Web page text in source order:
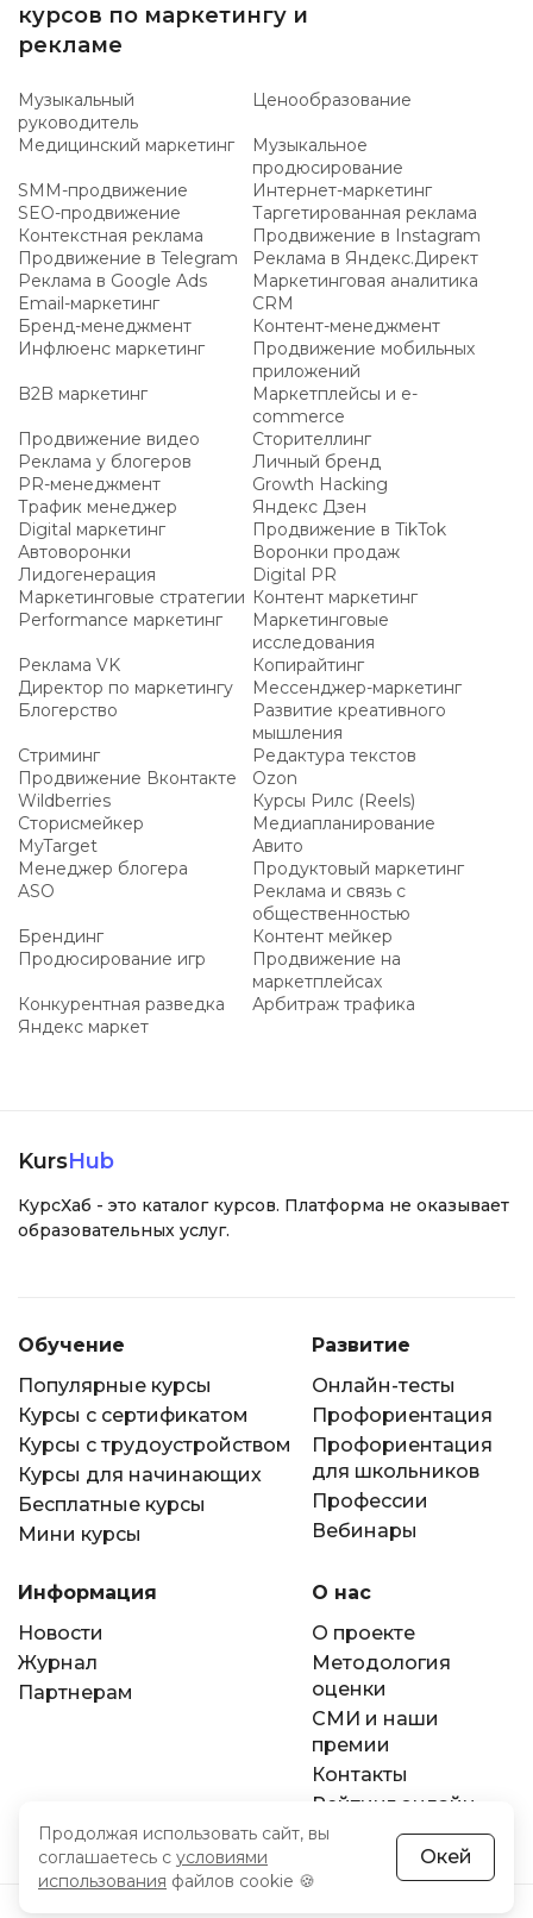
курсов по маркетингу и
рекламе
Музыкальный
руководитель
Ценообразование
Медицинский маркетинг
Музыкальное
продюсирование
SMM-продвижение
Интернет-маркетинг
SEO-продвижение
Таргетированная реклама
Контекстная реклама
Продвижение в Instagram
Продвижение в Telegram
Реклама в Яндекс.Директ
Реклама в Google Ads
Маркетинговая аналитика
Email-маркетинг
CRM
Бренд-менеджмент
Контент-менеджмент
Инфлюенс маркетинг
Продвижение мобильных
приложений
B2B маркетинг
Маркетплейсы и e-
commerce
Продвижение видео
Сторителлинг
Реклама у блогеров
Личный бренд
PR-менеджмент
Growth Hacking
Трафик менеджер
Яндекс Дзен
Digital маркетинг
Продвижение в TikTok
Автоворонки
Воронки продаж
Лидогенерация
Digital PR
Маркетинговые стратегии Контент маркетинг
Performance маркетинг
Маркетинговые
исследования
Реклама VK
Копирайтинг
Директор по маркетингу
Мессенджер-маркетинг
Блогерство
Развитие креативного
мышления
Стриминг
Редактура текстов
Продвижение Вконтакте
Ozon
Wildberries
Курсы Рилс (Reels)
Сторисмейкер
Медиапланирование
MyTarget
Авито
Менеджер блогера
Продуктовый маркетинг
ASO
Реклама и связь с
общественностью
Брендинг
Контент мейкер
Продюсирование игр
Продвижение на
маркетплейсах
Конкурентная разведка
Арбитраж трафика
Яндекс маркет
KursHub
КурсХаб - это каталог курсов. Платформа не оказывает
образовательных услуг.
Обучение
Популярные курсы
Курсы с сертификатом
Курсы с трудоустройством
Курсы для начинающих
Бесплатные курсы
Мини курсы
Развитие
Онлайн-тесты
Профориентация
Профориентация
для школьников
Профессии
Вебинары
Информация
Новости
Журнал
Партнерам
О нас
О проекте
Методология
оценки
СМИ и наши
премии
Контакты
Рейтинг онлайн-
школ
Продолжая использовать сайт, вы
соглашаетесь с условиями
использования файлов cookie 🍪
Окей